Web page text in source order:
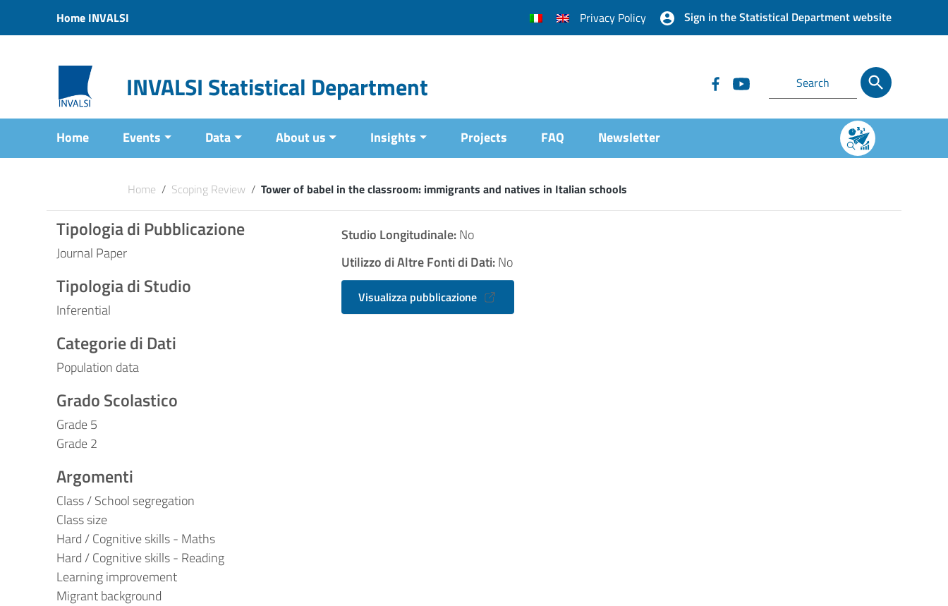
Vai al menu di navigazione
Home INVALSI Privacy Policy Sign in the Statistical Department website
INVALSI Statistical Department
Home Events Data About us Insights Projects FAQ Newsletter
Home / Scoping Review / Tower of babel in the classroom: immigrants and natives in Italian schools
Tipologia di Pubblicazione
Journal Paper
Tipologia di Studio
Inferential
Categorie di Dati
Population data
Grado Scolastico
Grade 5
Grade 2
Argomenti
Class / School segregation
Class size
Hard / Cognitive skills - Maths
Hard / Cognitive skills - Reading
Learning improvement
Migrant background
Studio Longitudinale:No
Utilizzo di Altre Fonti di Dati:No
Visualizza pubblicazione